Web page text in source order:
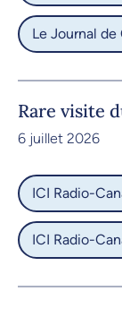
Le Journal de
Rare visite
6 juillet 2026
ICI Radio-
ICI Radio-